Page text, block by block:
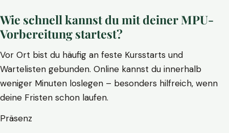
Wie schnell kannst du mit deiner MPU-
Vorbereitung startest?
Vor Ort bist du häufig an feste Kursstarts und
Wartelisten gebunden. Online kannst du innerhalb
weniger Minuten loslegen – besonders hilfreich, wenn
deine Fristen schon laufen.
Präsenz